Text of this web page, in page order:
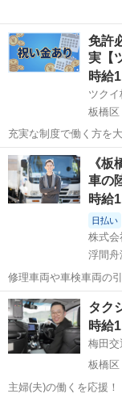
免許
実【
時給
ツク
板橋区
充実な制度で働く方を
ト勤務で働きやすさ抜群の環境です。
★☆ ＼＼サービス・職種の魅力／／ 送迎業務を通して、お客様から感
謝の言葉を直接いただ
東京 板橋区 そ
《
車の
時給
日払い
株式会
浮間舟
修理車両や車検車両の
ンでの業務となります。★ ▼△ 日収例 △▼ 13,600円～
東京 板橋区 浮
タク
時給
梅田交
板橋区
主婦(夫)の働くを応援！ [勤務日数]： 週1日~